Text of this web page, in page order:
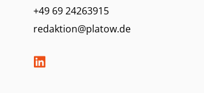
+49 69 24263915
redaktion@platow.de